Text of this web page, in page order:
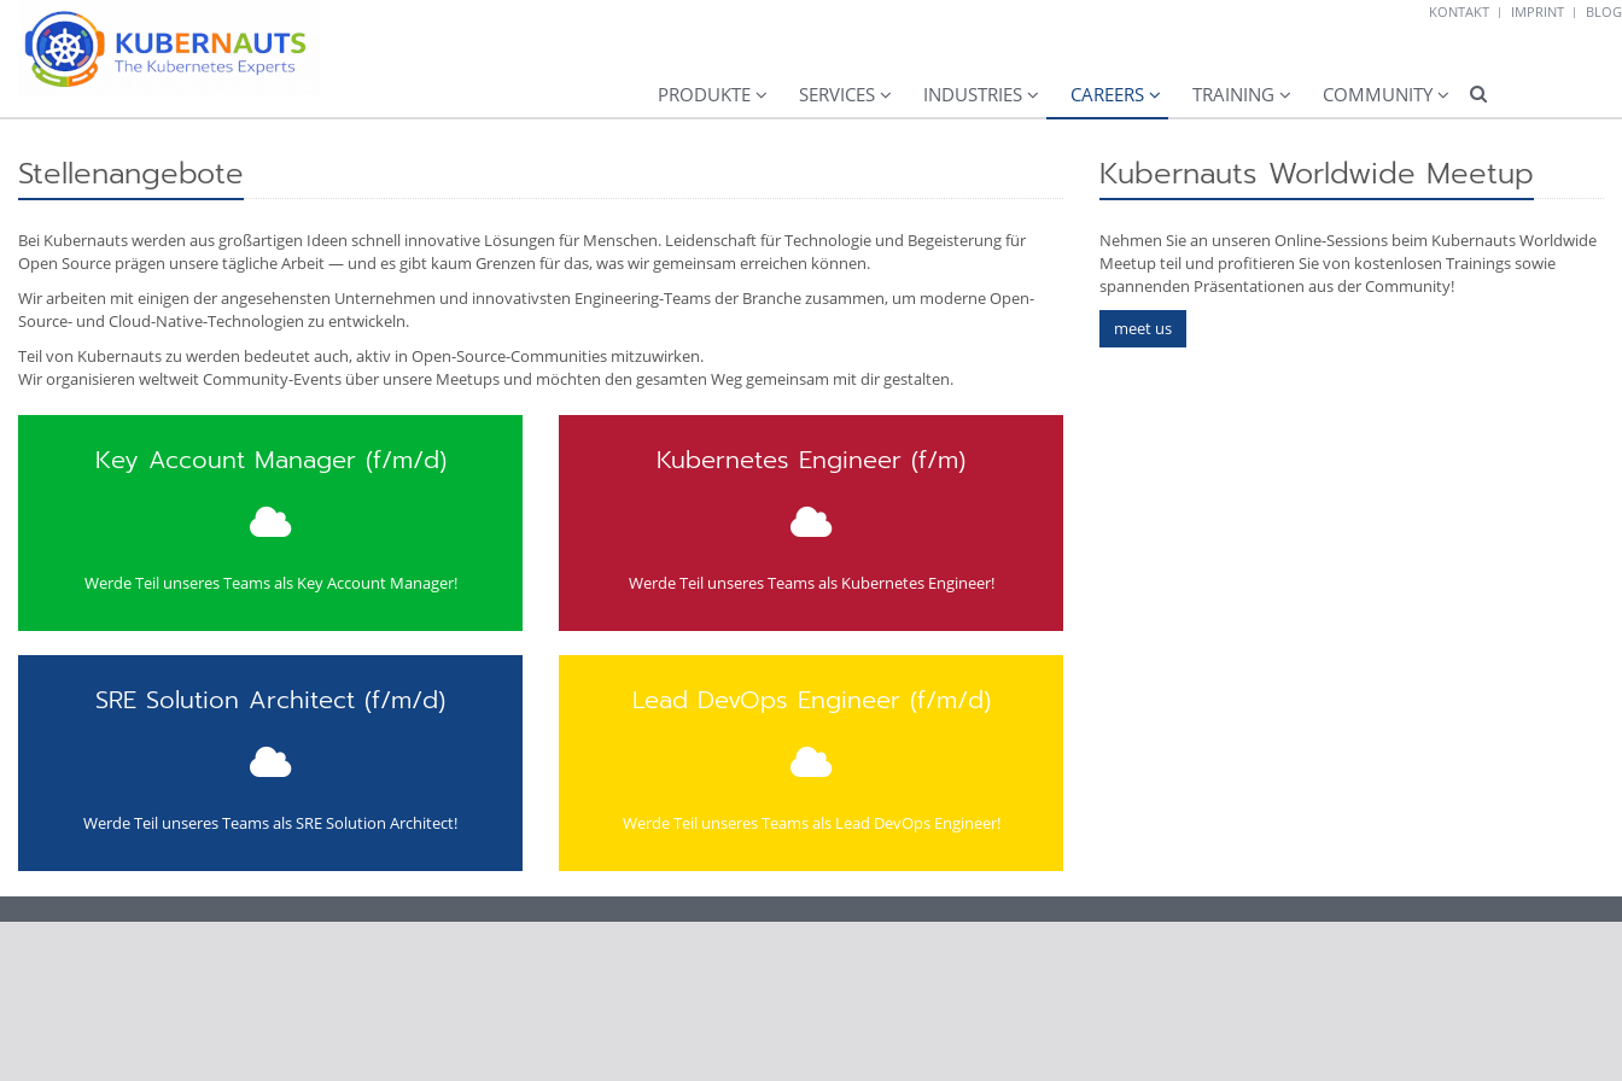
KONTAKT IMPRINT BLOG
PRODUKTE SERVICES INDUSTRIES CAREERS TRAINING COMMUNITY
Stellenangebote
Bei Kubernauts werden aus großartigen Ideen schnell innovative Lösungen für Menschen. Leidenschaft für Technologie und Begeisterung für
Open Source prägen unsere tägliche Arbeit — und es gibt kaum Grenzen für das, was wir gemeinsam erreichen können.
Wir arbeiten mit einigen der angesehensten Unternehmen und innovativsten Engineering-Teams der Branche zusammen, um moderne Open-
Source- und Cloud-Native-Technologien zu entwickeln.
Teil von Kubernauts zu werden bedeutet auch, aktiv in Open-Source-Communities mitzuwirken.
Wir organisieren weltweit Community-Events über unsere Meetups und möchten den gesamten Weg gemeinsam mit dir gestalten.
Kubernauts Worldwide Meetup
Nehmen Sie an unseren Online-Sessions beim Kubernauts Worldwide
Meetup teil und profitieren Sie von kostenlosen Trainings sowie
spannenden Präsentationen aus der Community!
meet us
Key Account Manager (f/m/d)
Werde Teil unseres Teams als Key Account Manager!
Kubernetes Engineer (f/m)
Werde Teil unseres Teams als Kubernetes Engineer!
SRE Solution Architect (f/m/d)
Werde Teil unseres Teams als SRE Solution Architect!
Lead DevOps Engineer (f/m/d)
Werde Teil unseres Teams als Lead DevOps Engineer!